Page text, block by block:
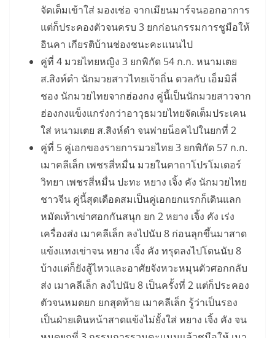
จัดเต็มเข้าใส่ มองเช่อ จากเมียนมาร์จนออกอาการ
แต่ก็ประคองตัวจนครบ 3 ยกก่อนกรรมการชูมือให้
อินคา เกียรติบ้านช่องชนะคะแนนไป
คู่ที่ 4 มวยไทยหญิง 3 ยกพิกัด 54 ก.ก. หนามเตย
ส.สิงห์ดำ นักมวยสาวไทยเจ้าถิ่น ดวลกับ เอ็มมิลี่
ชอง นักมวยไทยจากฮ่องกง คู่นี้เป็นนักมวยสาวจาก
ฮ่องกงแข็งแกร่งกว่าอาวุธมวยไทยจัดเต็มประเคน
ใส่ หนามเตย ส.สิงห์ดำ จนพ่ายน็อคไปในยกที่ 2
คู่ที่ 5 คู่เอกของรายการมวยไทย 3 ยกพิกัด 57 ก.ก.
เมาคลีเล็ก เพชรสี่หมื่น มวยในคาถาโปรโมเตอร์
วิทยา เพชรสี่หมื่น ปะทะ หยาง เจิ้ง คัง นักมวยไทย
ชาวจีน คู่นี้สุดเดือดสมเป็นคู่เอกยกแรกก็เดินแลก
หมัดเท้าเข่าศอกกันสนุก ยก 2 หยาง เจิ้ง คัง เร่ง
เครื่องส่ง เมาคลีเล็ก ลงไปนับ 8 ก่อนลุกขึ้นมาสาด
แข้งแทงเข่าจน หยาง เจิ้ง คัง ทรุดลงไปโดนนับ 8
บ้างแต่ก็ยังสู้ไหวและอาศัยจังหวะหมุนตัวศอกกลับ
ส่ง เมาคลีเล็ก ลงไปนับ 8 เป็นครั้งที่ 2 แต่ก็ประคอง
ตัวจนหมดยก ยกสุดท้าย เมาคลีเล็ก รู้ว่าเป็นรอง
เป็นฝ่ายเดินหน้าสาดแข้งไม่ยั้งใส่ หยาง เจิ้ง คัง จน